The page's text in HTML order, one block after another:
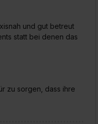
und gut betreut
statt bei denen das
zu sorgen, dass ihre